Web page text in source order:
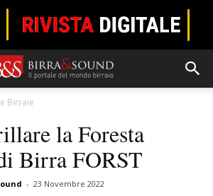
Birraie
la Foresta
Birra FORST
- 23 Novembre 2022